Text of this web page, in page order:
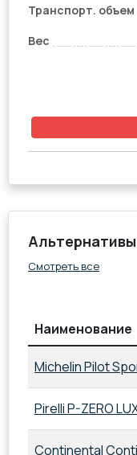
Транспорт. объем
Вес
Альтернативы
Смотреть все
Наименование
Michelin Pilot
Pirelli P-ZERO
Continental